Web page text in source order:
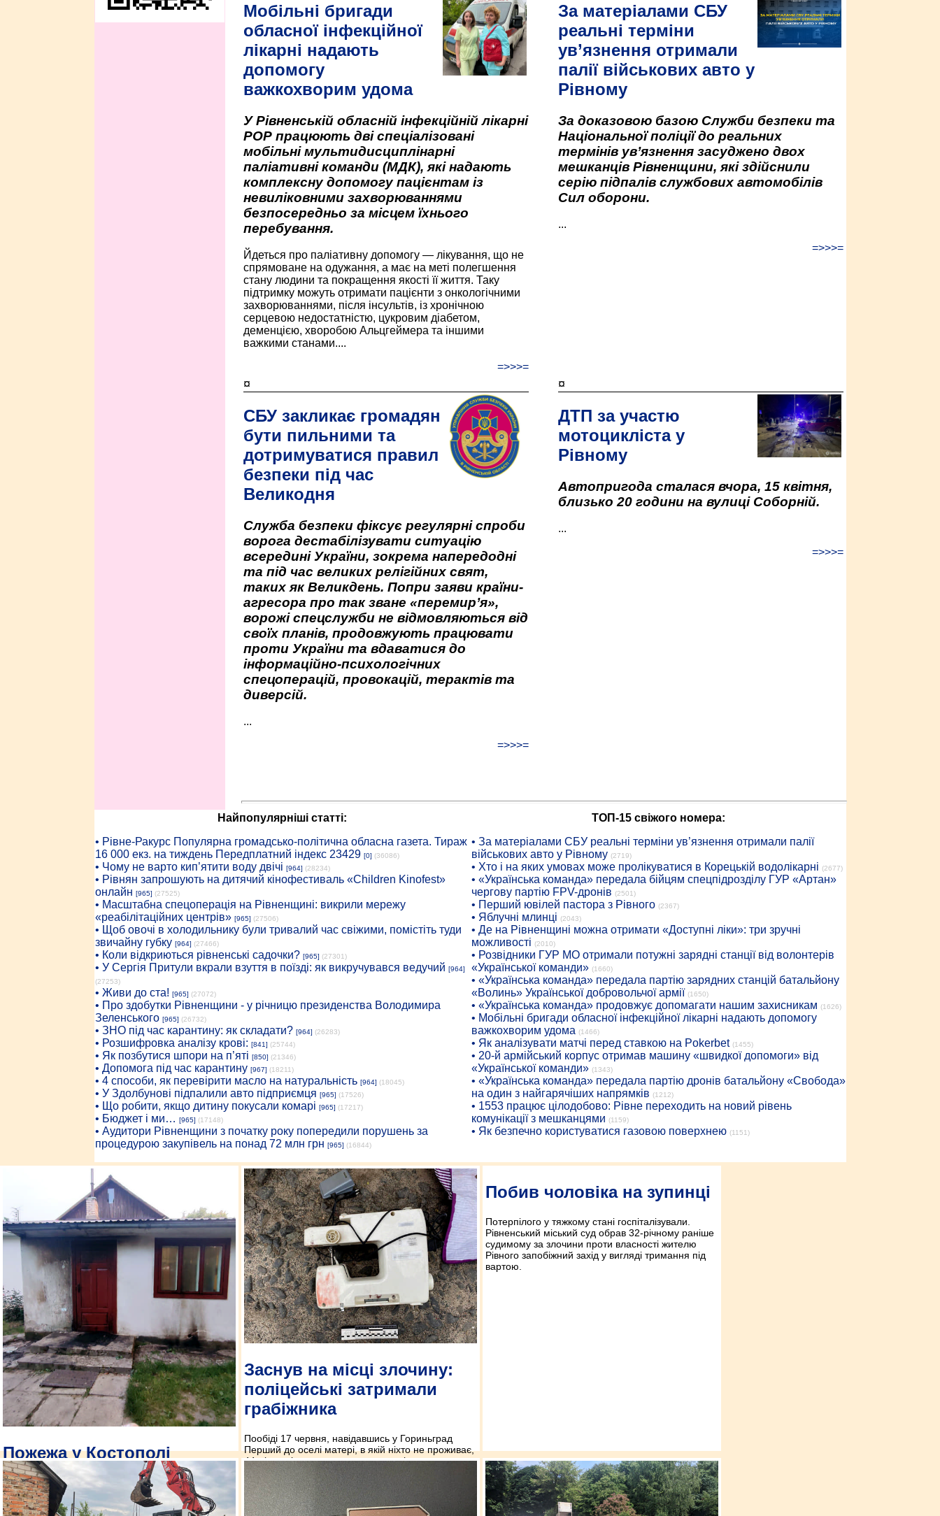
Мобільні бригади
обласної інфекційної
лікарні надають
допомогу
важкохворим удома
У Рівненській обласній інфекційній лікарні
РОР працюють дві спеціалізовані
мобільні мультидисциплінарні
паліативні команди (МДК), які надають
комплексну допомогу пацієнтам із
невиліковними захворюваннями
безпосередньо за місцем їхнього
перебування.
Йдеться про паліативну допомогу — лікування, що не
спрямоване на одужання, а має на меті полегшення
стану людини та покращення якості її життя. Таку
підтримку можуть отримати пацієнти з онкологічними
захворюваннями, після інсультів, із хронічною
серцевою недостатністю, цукровим діабетом,
деменцією, хворобою Альцгеймера та іншими
важкими станами....
=>>>=
За матеріалами СБУ
реальні терміни
ув’язнення отримали
палії військових авто у
Рівному
За доказовою базою Служби безпеки та
Національної поліції до реальних
термінів ув’язнення засуджено двох
мешканців Рівненщини, які здійснили
серію підпалів службових автомобілів
Сил оборони.
...
=>>>=
¤
СБУ закликає громадян
бути пильними та
дотримуватися правил
безпеки під час
Великодня
Служба безпеки фіксує регулярні спроби
ворога дестабілізувати ситуацію
всередині України, зокрема напередодні
та під час великих релігійних свят,
таких як Великдень. Попри заяви країни-
агресора про так зване «перемир’я»,
ворожі спецслужби не відмовляються від
своїх планів, продовжують працювати
проти України та вдаватися до
інформаційно-психологічних
спецоперацій, провокацій, терактів та
диверсій.
...
=>>>=
¤
ДТП за участю
мотоцикліста у
Рівному
Автопригода сталася вчора, 15 квітня,
близько 20 години на вулиці Соборній.
...
=>>>=
Найпопулярніші статті:
• Рiвне-Ракурс Популярна громадсько-політична обласна газета. Тираж
16 000 екз. на тиждень Передплатний індекс 23429 [0] (36086)
• Чому не варто кип’ятити воду двічі [964] (28234)
• Рівнян запрошують на дитячий кінофестиваль «Children Kinofest»
онлайн [965] (27525)
• Масштабна спецоперація на Рівненщині: викрили мережу
«реабілітаційних центрів» [965] (27506)
• Щоб овочі в холодильнику були тривалий час свіжими, помістіть туди
звичайну губку [964] (27466)
• Коли відкриються рівненські садочки? [965] (27301)
• У Сергія Притули вкрали взуття в поїзді: як викручувався ведучий [964]
(27253)
• Живи до ста! [965] (27072)
• Про здобутки Рівненщини - у річницю президенства Володимира
Зеленського [965] (26732)
• ЗНО під час карантину: як складати? [964] (26283)
• Розшифровка аналізу крові: [841] (25744)
• Як позбутися шпори на п’яті [850] (21346)
• Допомога під час карантину [967] (18211)
• 4 способи, як перевірити масло на натуральність [964] (18045)
• У Здолбунові підпалили авто підприємця [965] (17526)
• Що робити, якщо дитину покусали комарі [965] (17217)
• Бюджет і ми… [965] (17148)
• Аудитори Рівненщини з початку року попередили порушень за
процедурою закупівель на понад 72 млн грн [965] (16844)
ТОП-15 свіжого номера:
• За матеріалами СБУ реальні терміни ув’язнення отримали палії
військових авто у Рівному (2719)
• Хто і на яких умовах може пролікуватися в Корецькій водолікарні (2677)
• «Українська команда» передала бійцям спецпідрозділу ГУР «Артан»
чергову партію FPV-дронів (2501)
• Перший ювілей пастора з Рівного (2367)
• Яблучні млинці (2043)
• Де на Рівненщині можна отримати «Доступні ліки»: три зручні
можливості (2010)
• Розвідники ГУР МО отримали потужні зарядні станції від волонтерів
«Української команди» (1660)
• «Українська команда» передала партію зарядних станцій батальйону
«Волинь» Української добровольчої армії (1650)
• «Українська команда» продовжує допомагати нашим захисникам (1626)
• Мобільні бригади обласної інфекційної лікарні надають допомогу
важкохворим удома (1466)
• Як аналізувати матчі перед ставкою на Pokerbet (1455)
• 20-й армійський корпус отримав машину «швидкої допомоги» від
«Української команди» (1343)
• «Українська команда» передала партію дронів батальйону «Свобода»
на один з найгарячіших напрямків (1212)
• 1553 працює цілодобово: Рівне переходить на новий рівень
комунікації з мешканцями (1159)
• Як безпечно користуватися газовою поверхнею (1151)
Пожежа у Костополі
16 червня близько першої години ночі до поліції
надійшло повідомлення 63-річного жителя
Костополя, що невідомі підпалили вхідні двері
Заснув на місці злочину:
поліцейські затримали
грабіжника
Пообіді 17 червня, навідавшись у Гориньград
Перший до оселі матері, в якій ніхто не проживає,
44-річна рівнянка виявила там невідомого
сплячого чоловіка. Одразу ж зателефонувала на
спецлінію 102.
Побив чоловіка на зупинці
Потерпілого у тяжкому стані госпіталізували.
Рівненський міський суд обрав 32-річному раніше
судимому за злочини проти власності жителю
Рівного запобіжний захід у вигляді тримання під
вартою.